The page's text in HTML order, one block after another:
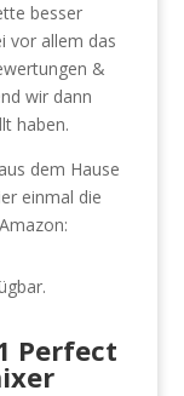
besser
vor allem das
&
wir dann
haben.
dem Hause
einmal die
Perfect